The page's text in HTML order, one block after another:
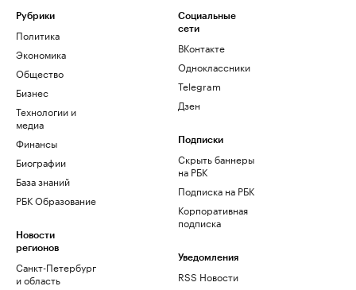
Рубрики
Политика
Экономика
Общество
Бизнес
Технологии и
медиа
Финансы
Биографии
База знаний
РБК Образование
Новости
регионов
Санкт-Петербург
и область
Социальные
сети
ВКонтакте
Одноклассники
Telegram
Дзен
Подписки
Скрыть баннеры
на РБК
Подписка на РБК
Корпоративная
подписка
Уведомления
RSS Новости